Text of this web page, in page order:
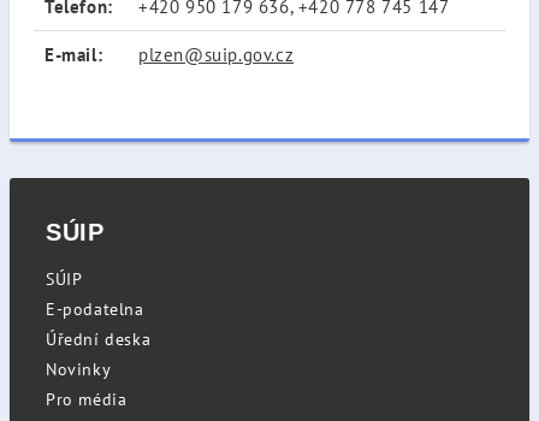
Telefon: +420 950 179 636, +420 778 745 147
E-mail: plzen@suip.gov.cz
SÚIP
SÚIP
E-podatelna
Úřední deska
Novinky
Pro média